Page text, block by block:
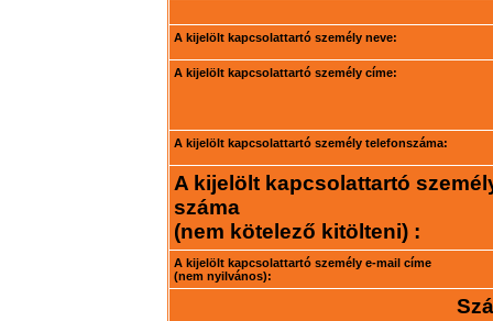
A kijelölt kapcsolattartó személy neve:
A kijelölt kapcsolattartó személy címe:
A kijelölt kapcsolattartó személy telefonszáma:
A kijelölt kapcsolattartó
száma
(nem kötelező kitölteni) :
A kijelölt kapcsolattartó személy e-mail címe
(nem nyilvános):